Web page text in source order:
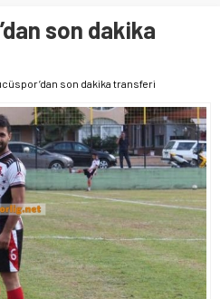
son dakika
son dakika transferi